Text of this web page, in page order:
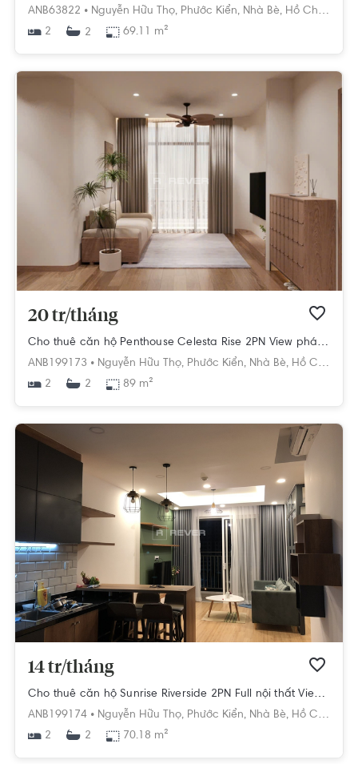
ANB63822 • Nguyễn Hữu Thọ, Phước Kiển, Nhà Bè, Hồ Chí Minh
2
2 69.11 m²
20 tr/tháng
Cho thuê căn hộ Penthouse Celesta Rise 2PN View pháo hoa
ANB199173 • Nguyễn Hữu Thọ, Phước Kiển, Nhà Bè, Hồ Chí Minh
2
2 89 m²
14 tr/tháng
Cho thuê căn hộ Sunrise Riverside 2PN Full nội thất View siêu đẹp
ANB199174 • Nguyễn Hữu Thọ, Phước Kiển, Nhà Bè, Hồ Chí Minh
2
2 70.18 m²